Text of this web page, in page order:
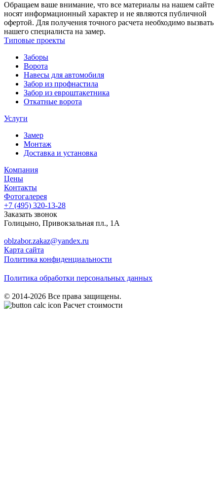
Обращаем ваше внимание, что все материалы на нашем сайте
носят информационный характер и не являются публичной
офертой. Для получения точного расчета необходимо вызвать
нашего специалиста на замер.
Типовые проекты
Заборы
Ворота
Навесы для автомобиля
Забор из профнастила
Забор из евроштакетника
Откатные ворота
Услуги
Замер
Монтаж
Доставка и установка
Компания
Цены
Контакты
Фотогалерея
+7 (495) 320-13-28
Заказать звонок
Голицыно, Привокзальная пл., 1А
oblzabor.zakaz@yandex.ru
Карта сайта
Политика конфиденциальности
Политика обработки персональных данных
© 2014-2026 Все права защищены.
Расчет стоимости